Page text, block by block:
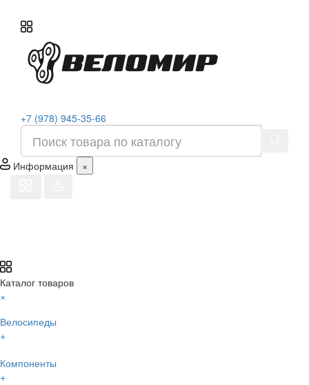
+7 (978) 945-35-66
Информация ×
Каталог товаров
×
Велосипеды
+
Компоненты
+